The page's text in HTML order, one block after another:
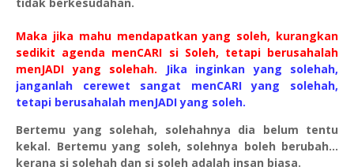
tidak berkesudahan.
Maka jika mahu mendapatkan yang soleh, kurangkan
sedikit agenda menCARI si Soleh, tetapi berusahalah
menJADI yang solehah.
Jika inginkan yang solehah,
janganlah cerewet sangat menCARI yang solehah,
tetapi berusahalah menJADI yang soleh.
Bertemu yang solehah, solehahnya dia belum tentu
kekal. Bertemu yang soleh, solehnya boleh berubah…
kerana si solehah dan si soleh adalah insan biasa.